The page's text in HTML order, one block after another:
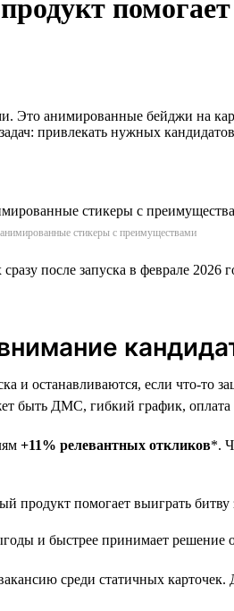
Это анимированные бейджи на
привлекать нужных
стикеры с преимуществами
после запуска в феврале 2026
и останавливаются, если что-то
быть ДМС, гибкий график,
+11% релевантных откликов*.
и быстрее принимает решение
среди статичных карточек.